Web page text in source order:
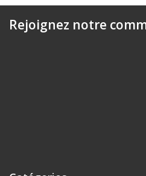
Rejoignez notre